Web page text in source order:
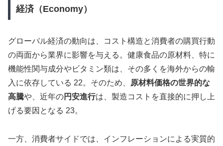
経済（Economy）
グローバル経済の動向は、コスト構造と消費者の購買行動
の両面から業界に影響を与える。健康食品の原材料、特に
機能性関与成分やビタミン類は、その多くを海外からの輸
入に依存している 22。そのため、
原材料価格の世界的な
高騰や、近年の円安進行は、製造コストを直接的に押し上
げる要因となる 23。
一方、消費者サイドでは、インフレーションによる実質的